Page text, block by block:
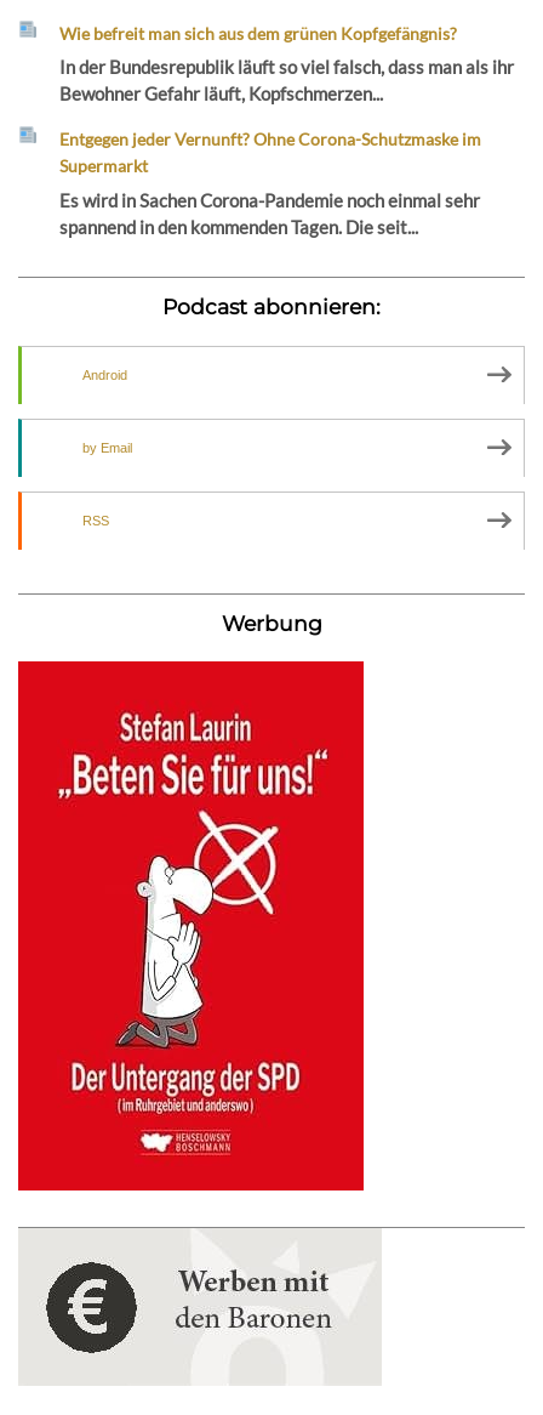
Wie befreit man sich aus dem grünen Kopfgefängnis?
In der Bundesrepublik läuft so viel falsch, dass man als ihr
Bewohner Gefahr läuft, Kopfschmerzen...
Entgegen jeder Vernunft? Ohne Corona-Schutzmaske im
Supermarkt
Es wird in Sachen Corona-Pandemie noch einmal sehr
spannend in den kommenden Tagen. Die seit...
Podcast abonnieren:
Android
by Email
RSS
Werbung